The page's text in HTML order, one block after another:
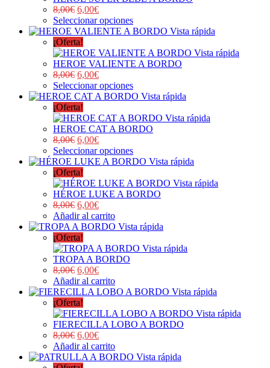
8,00€ 6,00€
Seleccionar opciones
Vista rápida
¡Oferta!
Vista rápida
HEROE VALIENTE A BORDO
8,00€ 6,00€
Seleccionar opciones
Vista rápida
¡Oferta!
Vista rápida
HEROE CAT A BORDO
8,00€ 6,00€
Seleccionar opciones
Vista rápida
¡Oferta!
Vista rápida
HÉROE LUKE A BORDO
8,00€ 6,00€
Añadir al carrito
Vista rápida
¡Oferta!
Vista rápida
TROPA A BORDO
8,00€ 6,00€
Añadir al carrito
Vista rápida
¡Oferta!
Vista rápida
FIERECILLA LOBO A BORDO
8,00€ 6,00€
Añadir al carrito
Vista rápida